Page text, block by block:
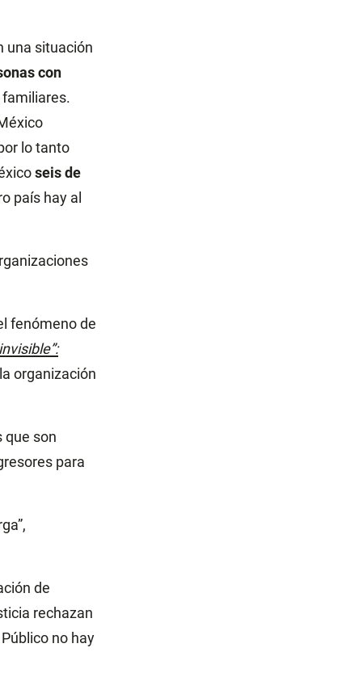
una situación
con
lo tanto
seis de
país hay al
fenómeno de
organización
que son
para
de
rechazan
no hay